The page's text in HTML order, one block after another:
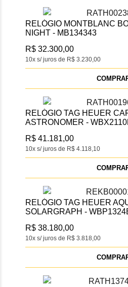
RELÓGIO MONTBLANC
NIGHT - MB134343
10x s/ juros de R$ 3.230,00
R$ 32.300,00
RELÓGIO TAG HEUER
ASTRONOMER -
10x s/ juros de R$ 4.118,10
R$ 41.181,00
RELÓGIO TAG HEUER
SOLARGRAPH -
10x s/ juros de R$ 3.818,00
R$ 38.180,00